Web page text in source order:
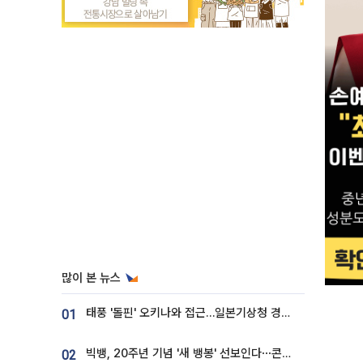
많이 본 뉴스
01 태풍 '돌핀' 오키나와 접근…일본기상청 경로 업데이트
02 빅뱅, 20주년 기념 '새 뱅봉' 선보인다⋯콘서트 앞두고 팝업 개최